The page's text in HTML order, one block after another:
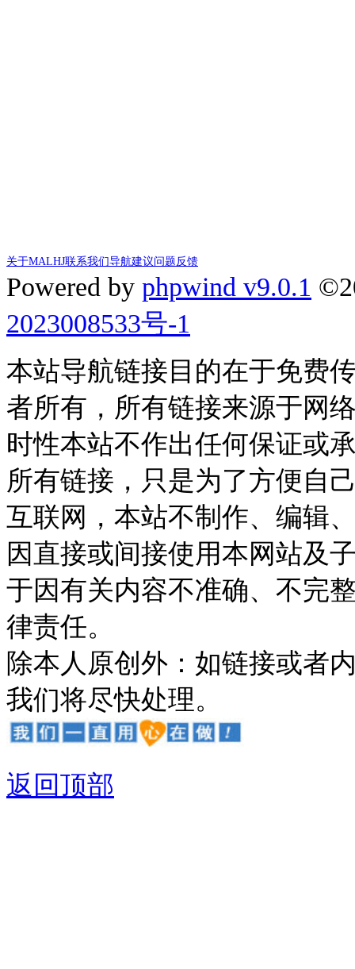
关于MALHJ联系我们导航建议问题反馈
Powered by phpwind v9.0.1
2023008533号-1
本站导航链接目的在于免费
者所有，所有链接来源于网
时性本站不作出任何保证或
所有链接，只是为了方便自
互联网，本站不制作、编辑
因直接或间接使用本网站及
于因有关内容不准确、不完
律责任。
除本人原创外：如链接或者
我们将尽快处理。
返回顶部